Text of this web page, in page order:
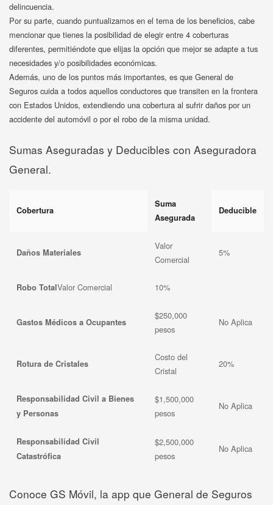
delincuencia.
Por su parte, cuando puntualizamos en el tema de los beneficios, cabe
mencionar que tienes la posibilidad de elegir entre 4 coberturas
diferentes, permitiéndote que elijas la opción que mejor se adapte a tus
necesidades y/o posibilidades económicas.
Además, uno de los puntos más importantes, es que General de
Seguros cuida a todos aquellos conductores que transiten en la frontera
con Estados Unidos, extendiendo una cobertura al sufrir daños por un
accidente del automóvil o por el robo de la misma unidad.
Sumas Aseguradas y Deducibles con Aseguradora
General.
Cobertura
Suma
Asegurada
Deducible
Daños Materiales
Valor
Comercial
5%
Robo TotalValor Comercial 10%
Gastos Médicos a Ocupantes
$250,000
pesos
No Aplica
Rotura de Cristales
Costo del
Cristal
20%
Responsabilidad Civil a Bienes
y Personas
$1,500,000
pesos
No Aplica
Responsabilidad Civil
Catastrófica
$2,500,000
pesos
No Aplica
Conoce GS Móvil, la app que General de Seguros